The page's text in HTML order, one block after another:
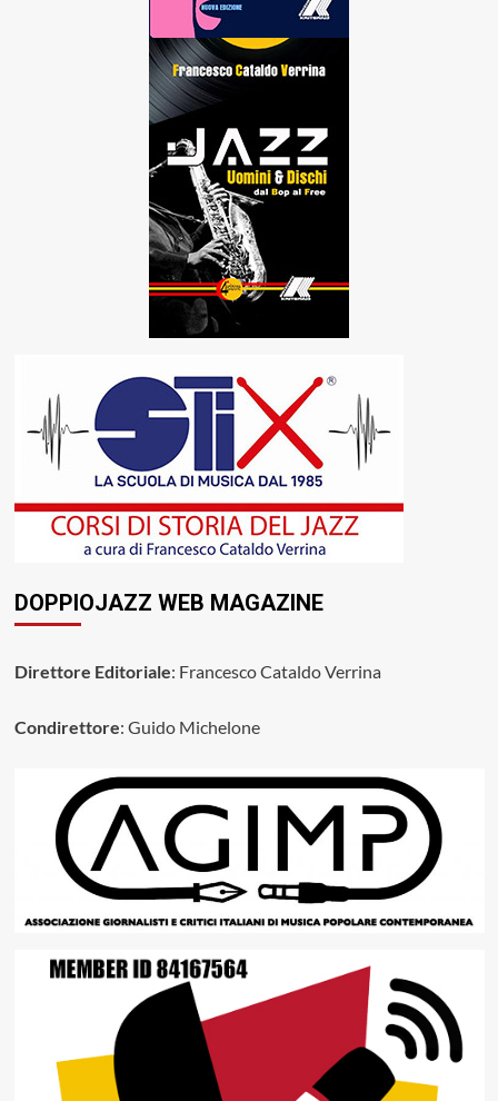
DOPPIOJAZZ WEB MAGAZINE
Direttore Editoriale: Francesco Cataldo Verrina
Condirettore: Guido Michelone